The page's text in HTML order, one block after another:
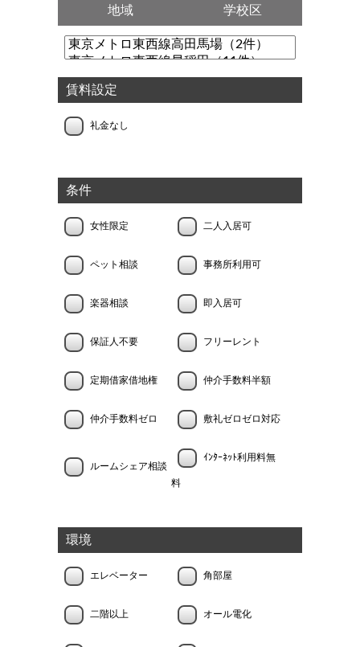
地域 学校区
賃料設定
礼金なし
条件
女性限定 二人入居可
ペット相談 事務所利用可
楽器相談 即入居可
保証人不要 フリーレント
定期借家借地権 仲介手数料半額
仲介手数料ゼロ 敷礼ゼロゼロ対応
ルームシェア相談
ｲﾝﾀｰﾈｯﾄ利用料無
料
環境
エレベーター 角部屋
二階以上 オール電化